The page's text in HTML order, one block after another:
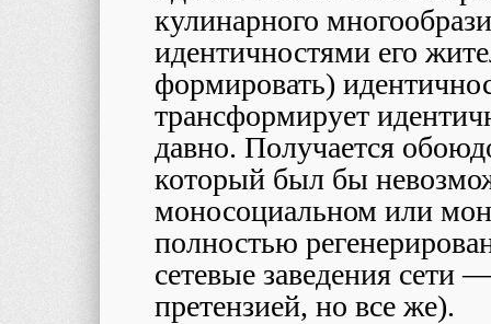
кулинарного
идентичностями его
формировать)
трансформирует
давно. Получается
который был бы
моносоциальном или
полностью
сетевые заведения сети
претензией, но все же).